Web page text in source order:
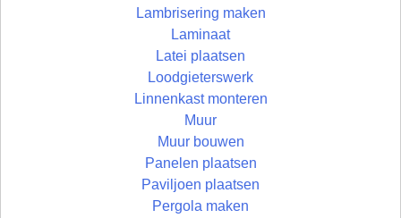
Lambrisering maken
Laminaat
Latei plaatsen
Loodgieterswerk
Linnenkast monteren
Muur
Muur bouwen
Panelen plaatsen
Paviljoen plaatsen
Pergola maken